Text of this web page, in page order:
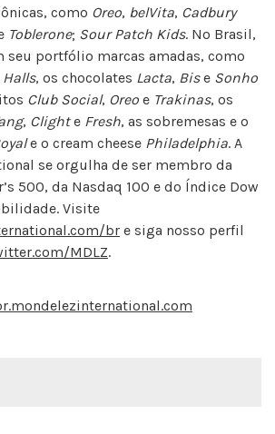
como Oreo, belVita, Cadbury
Toblerone; Sour Patch Kids. No Brasil,
seu portfólio marcas amadas, como
Halls, os chocolates Lacta, Bise Sonho
Club Social, Oreo e Trakinas, os
, Clighte Fresh, as sobremesas e o
e o cream cheese Philadelphia. A
se orgulha de ser membro da
500, da Nasdaq 100 e do Índice Dow
Visite
br e siga nosso perfil
MDLZ.